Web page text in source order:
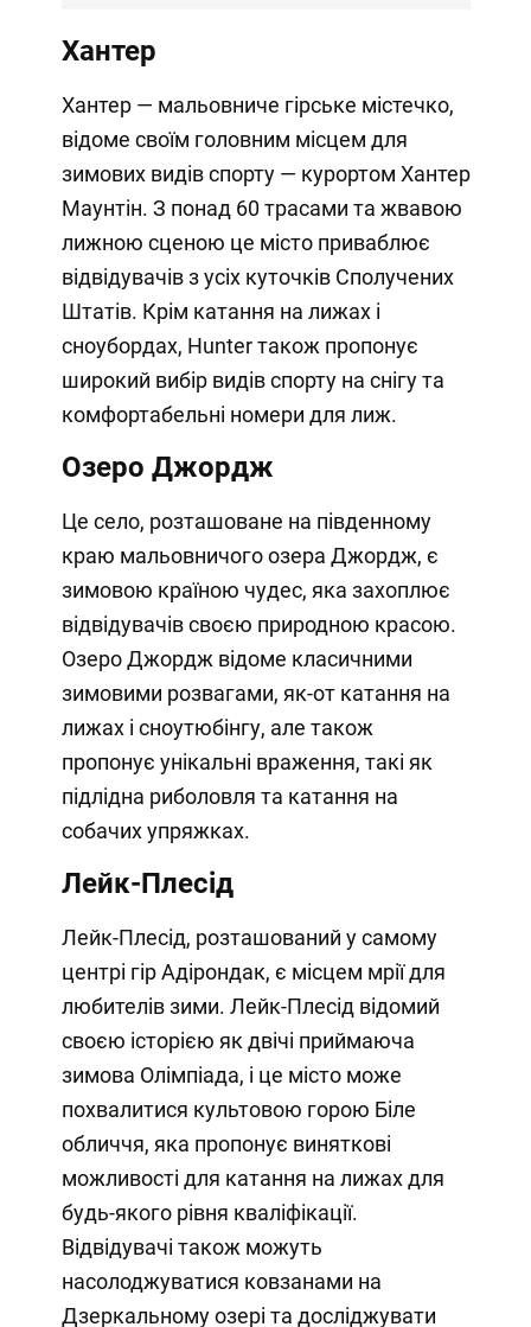
Хантер
Хантер — мальовниче гірське містечко,
відоме своїм головним місцем для
зимових видів спорту — курортом Хантер
Маунтін. З понад 60 трасами та жвавою
лижною сценою це місто приваблює
відвідувачів з усіх куточків Сполучених
Штатів. Крім катання на лижах і
сноубордах, Hunter також пропонує
широкий вибір видів спорту на снігу та
комфортабельні номери для лиж.
Озеро Джордж
Це село, розташоване на південному
краю мальовничого озера Джордж, є
зимовою країною чудес, яка захоплює
відвідувачів своєю природною красою.
Озеро Джордж відоме класичними
зимовими розвагами, як-от катання на
лижах і сноутюбінгу, але також
пропонує унікальні враження, такі як
підлідна риболовля та катання на
собачих упряжках.
Лейк-Плесід
Лейк-Плесід, розташований у самому
центрі гір Адірондак, є місцем мрії для
любителів зими. Лейк-Плесід відомий
своєю історією як двічі приймаюча
зимова Олімпіада, і це місто може
похвалитися культовою горою Біле
обличчя, яка пропонує виняткові
можливості для катання на лижах для
будь-якого рівня кваліфікації.
Відвідувачі також можуть
насолоджуватися ковзанами на
Дзеркальному озері та досліджувати